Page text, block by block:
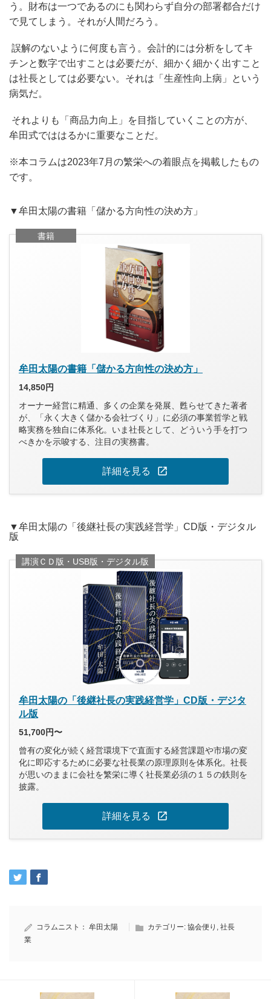
う。財布は一つであるのにも関わらず自分の部署都合だけ
で見てしまう。それが人間だろう。
誤解のないように何度も言う。会計的には分析をしてキ
チンと数字で出すことは必要だが、細かく細かく出すこと
は社長としては必要ない。それは「生産性向上病」という
病気だ。
それよりも「商品力向上」を目指していくことの方が、
牟田式でははるかに重要なことだ。
※本コラムは2023年7月の繁栄への着眼点を掲載したもの
です。
▼牟田太陽の書籍「儲かる方向性の決め方」
書籍
牟田太陽の書籍「儲かる方向性の決め方」
14,850円
オーナー経営に精通、多くの企業を発展、甦らせてきた著者
が、「永く大きく儲かる会社づくり」に必須の事業哲学と戦
略実務を独自に体系化。いま社長として、どういう手を打つ
べきかを示唆する、注目の実務書。
詳細を見る open_in_new
▼牟田太陽の「後継社長の実践経営学」CD版・デジタル
版
講演ＣＤ版・USB版・デジタル版
牟田太陽の「後継社長の実践経営学」CD版・デジタ
ル版
51,700円〜
曾有の変化が続く経営環境下で直面する経営課題や市場の変
化に即応するために必要な社長業の原理原則を体系化。社長
が思いのままに会社を繁栄に導く社長業必須の１５の鉄則を
披露。
詳細を見る open_in_new
コラムニスト： 牟田太陽 カテゴリー: 協会便り , 社長
業